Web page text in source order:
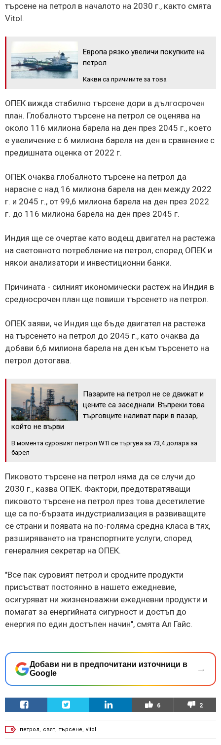
търсене на петрол в началото на 2030 г., както смята
Vitol.
Европа рязко увеличи покупките на
петрол
Какви са причините за това
ОПЕК вижда стабилно търсене дори в дългосрочен
план. Глобалното търсене на петрол се оценява на
около 116 милиона барела на ден през 2045 г., което
е увеличение с 6 милиона барела на ден в сравнение с
предишната оценка от 2022 г.
ОПЕК очаква глобалното търсене на петрол да
нарасне с над 16 милиона барела на ден между 2022
г. и 2045 г., от 99,6 милиона барела на ден през 2022
г. до 116 милиона барела на ден през 2045 г.
Индия ще се очертае като водещ двигател на растежа
на световното потребление на петрол, според ОПЕК и
някои анализатори и инвестиционни банки.
Причината - силният икономически растеж на Индия в
средносрочен план ще повиши търсенето на петрол.
ОПЕК заяви, че Индия ще бъде двигател на растежа
на търсенето на петрол до 2045 г., като очаква да
добави 6,6 милиона барела на ден към търсенето на
петрол дотогава.
Пазарите на петрол не се движат и
цените са заседнали. Въпреки това
търговците наливат пари в пазар,
който не върви
В момента суровият петрол WTI се търгува за 73,4 долара за
барел
Пиковото търсене на петрол няма да се случи до
2030 г., казва ОПЕК. Фактори, предотвратяващи
пиковото търсене на петрол през това десетилетие
ще са по-бързата индустриализация в развиващите
се страни и появата на по-голяма средна класа в тях,
разширяването на транспортните услуги, според
генералния секретар на ОПЕК.
"Все пак суровият петрол и сродните продукти
присъстват постоянно в нашето ежедневие,
осигуряват ни жизненоважни ежедневни продукти и
помагат за енергийната сигурност и достъп до
енергия по един достъпен начин", смята Ал Гайс.
Добави ни в предпочитани източници в
Google
→
6 2
петрол свят търсене vitol